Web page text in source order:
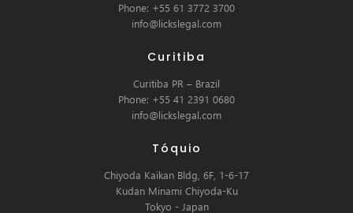
Phone: +55 61 3772 3700
info@lickslegal.com
Curitiba
Curitiba PR – Brazil
Phone: +55 41 2391 0680
info@lickslegal.com
Tóquio
Chiyoda Kaikan Bldg, 6F, 1-6-17
Kudan Minami Chiyoda-Ku
Tokyo - Japan